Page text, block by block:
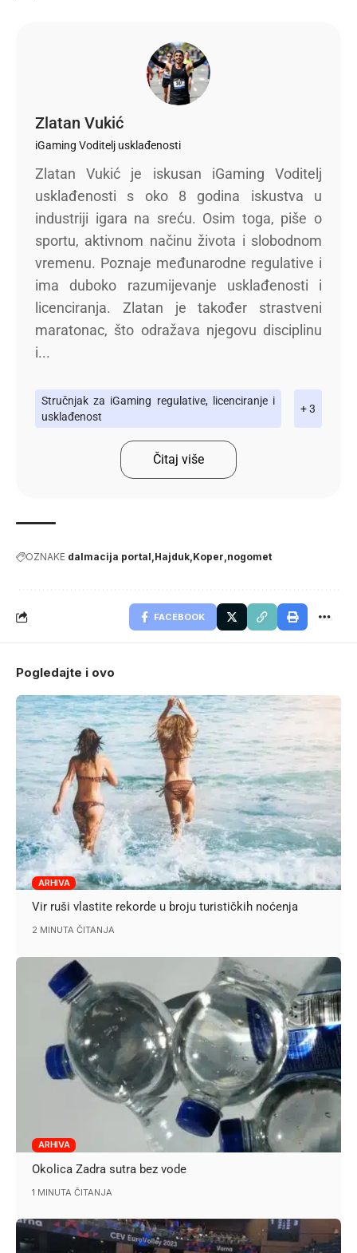
Zlatan Vukić
iGaming Voditelj usklađenosti
Zlatan Vukić je iskusan iGaming Voditelj
usklađenosti s oko 8 godina iskustva u
industriji igara na sreću. Osim toga, piše o
sportu, aktivnom načinu života i slobodnom
vremenu. Poznaje međunarodne regulative i
ima duboko razumijevanje usklađenosti i
licenciranja. Zlatan je također strastveni
maratonac, što odražava njegovu disciplinu
i...
Stručnjak za iGaming regulative, licenciranje i
usklađenost
+ 3
Čitaj više
OZNAKE dalmacija portal Hajduk Koper nogomet
FACEBOOK
Pogledajte i ovo
ARHIVA
Vir ruši vlastite rekorde u broju turističkih noćenja
2 MINUTA ČITANJA
ARHIVA
Okolica Zadra sutra bez vode
1 MINUTA ČITANJA